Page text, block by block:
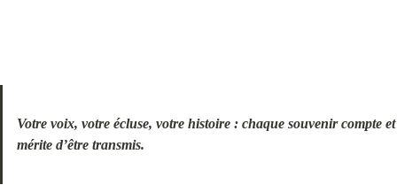
Votre voix, votre écluse, votre histoire : chaque souvenir compte et
mérite d’être transmis.